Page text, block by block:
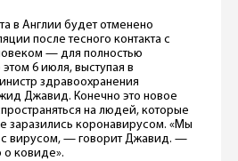
в Англии будет отменено
после тесного контакта с
— для полностью
6 июля, выступая в
здравоохранения
Джавид. Конечно это новое
на людей, которые
заразились коронавирусом. «Мы
с вирусом, — говорит Джавид. —
о ковиде».